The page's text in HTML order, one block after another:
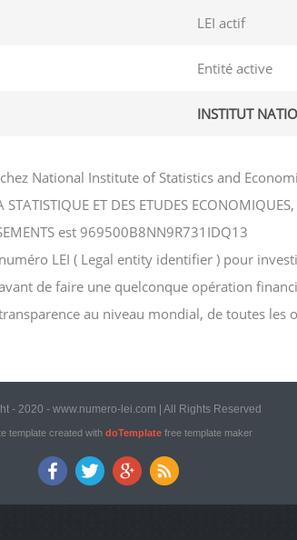
LEI actif
Entité active
INSTITUT
chez National Institute of Statistics and
ET DES ETUDES
est 969500B8NN9R731IDQ13
numéro LEI ( Legal entity identifier ) pour
de faire une quelconque opération
au niveau mondial, de toutes les
- 2020 - www.numero-lei.com | All Rights Reserved
template created with doTemplatefree template maker